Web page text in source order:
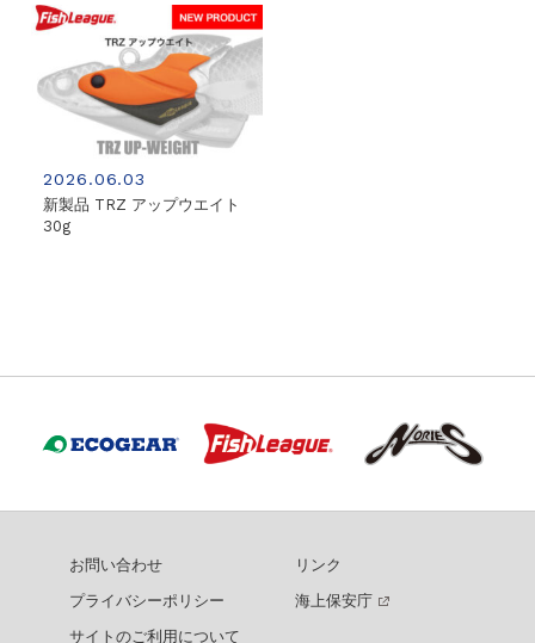
2026.06.03
新製品 TRZ アップウエイト
30g
リンク
海上保安庁
お問い合わせ
プライバシーポリシー
サイトのご利用について